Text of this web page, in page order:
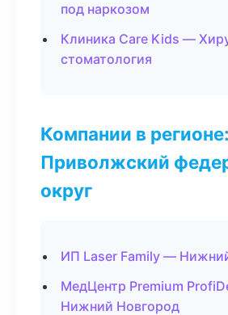
под наркозом
Клиника Care Kids —
стоматология
Компании в регионе:
Приволжский
округ
ИП Laser Family —
МедЦентр Premium
Нижний Новгород